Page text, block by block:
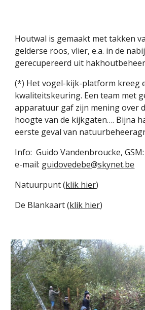
Houtwal is gemaakt met takken
gelderse roos, vlier, e.a. in de
gerecupereerd uit
(*) Het vogel-kijk-platform kreeg
kwaliteitskeuring. Een team met
apparatuur gaf zijn mening over
hoogte van de kijkgaten…. Bijna
eerste geval van
Info:  Guido Vandenbroucke,
e-mail: guidovedebe@skynet.be
Natuurpunt (klik hier)
De Blankaart (klik hier)